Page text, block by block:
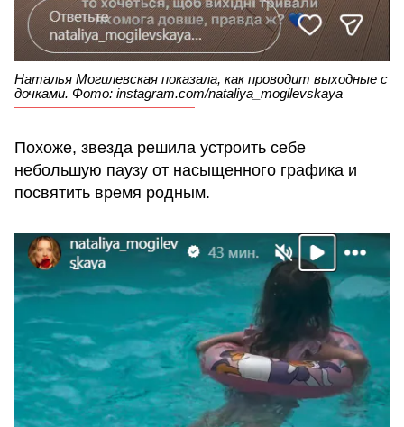
Наталья Могилевская показала, как проводит выходные с
дочками. Фото: instagram.com/nataliya_mogilevskaya
Похоже, звезда решила устроить себе
небольшую паузу от насыщенного графика и
посвятить время родным.